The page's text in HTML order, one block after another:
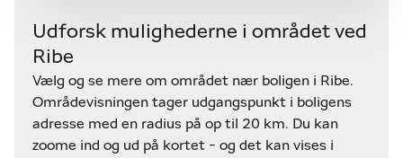
Udforsk mulighederne i området ved
Ribe
Vælg og se mere om området nær boligen i Ribe.
Områdevisningen tager udgangspunkt i boligens
adresse med en radius på op til 20 km. Du kan
zoome ind og ud på kortet - og det kan vises i